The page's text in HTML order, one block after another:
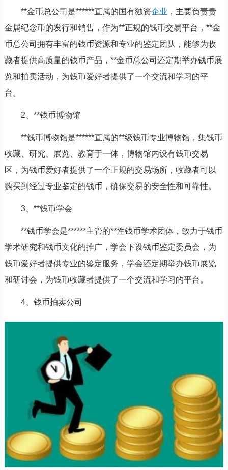
**金币总公司是******直属的国有独资企业 ，主要负责贵
金属纪念币的发行和销售，作为**正规的钱币交易平台，**金
币总公司拥有丰富的钱币资源和专业的鉴定团队，能够为收
藏者提供高质量的钱币产品，**金币总公司还定期举办钱币展
览和拍卖活动，为钱币爱好者提供了一个交流和学习的平
台。
2、**钱币博物馆
**钱币博物馆是******直属的**级钱币专业博物馆，集钱币
收藏、研究、展览、教育于一体，博物馆内设有钱币交易
区，为钱币爱好者提供了一个正规的交易场所，收藏者可以
购买到经过专业鉴定的钱币，确保交易的安全性和可靠性。
3、**钱币学会
**钱币学会是******主管的**性钱币学术团体，致力于钱币
学术研究和钱币文化的推广，学会下设钱币鉴定委员会，为
钱币爱好者提供专业的鉴定服务，学会还定期举办钱币展览
和研讨会，为钱币收藏者提供了一个交流和学习的平台。
4、钱币拍卖公司